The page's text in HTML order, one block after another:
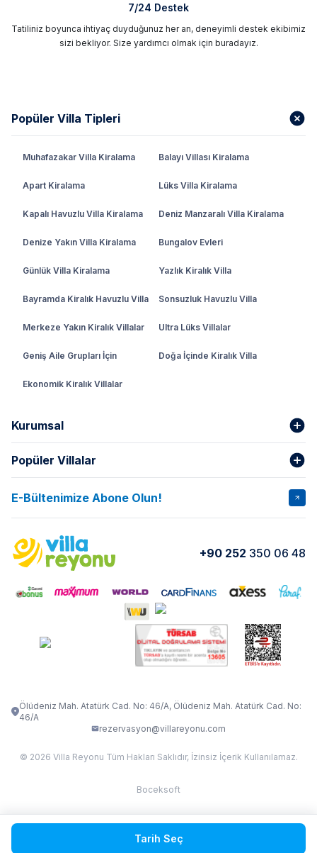
7/24 Destek
Tatiliniz boyunca ihtiyaç duyduğunuz her an, deneyimli destek ekibimiz
sizi bekliyor. Size yardımcı olmak için buradayız.
Popüler Villa Tipleri
Muhafazakar Villa Kiralama Balayı Villası Kiralama
Apart Kiralama Lüks Villa Kiralama
Kapalı Havuzlu Villa Kiralama Deniz Manzaralı Villa Kiralama
Denize Yakın Villa Kiralama Bungalov Evleri
Günlük Villa Kiralama Yazlık Kiralık Villa
Bayramda Kiralık Havuzlu Villa Sonsuzluk Havuzlu Villa
Merkeze Yakın Kiralık Villalar Ultra Lüks Villalar
Geniş Aile Grupları İçin Doğa İçinde Kiralık Villa
Ekonomik Kiralık Villalar
Kurumsal
Hakkımızda
İptal Şartları Banka Hesapları
Kurumsal Blog
Yorumlar Nasıl Kiralarım
Popüler Villalar
VİLLA SALKIM VİLLA SLAY 1
VİLLA OLENNA 1 VİLLA MERT
VILLA ADRIMA 1
VİLLA TİAMO VİLLA ZEYTİN DALI
VILLA ELMALI
E-Bültenimize Abone Olun!
+90 252 350 06 48
Ölüdeniz Mah. Atatürk Cad. No: 46/A, Ölüdeniz Mah. Atatürk Cad. No:
46/A
rezervasyon@villareyonu.com
© 2026 Villa Reyonu Tüm Hakları Saklıdır, İzinsiz İçerik Kullanılamaz.
Boceksoft
Fethiye Kas Kalkan 2
Tarih Seç